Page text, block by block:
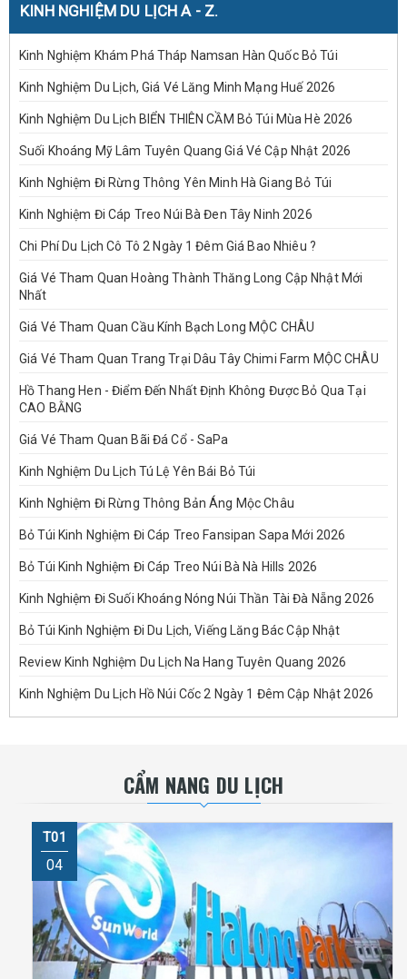
KINH NGHIỆM DU LỊCH A - Z.
Kinh Nghiệm Khám Phá Tháp Namsan Hàn Quốc Bỏ Túi
Kinh Nghiệm Du Lịch, Giá Vé Lăng Minh Mạng Huế 2026
Kinh Nghiệm Du Lịch BIỂN THIÊN CẦM Bỏ Túi Mùa Hè 2026
Suối Khoáng Mỹ Lâm Tuyên Quang Giá Vé Cập Nhật 2026
Kinh Nghiệm Đi Rừng Thông Yên Minh Hà Giang Bỏ Túi
Kinh Nghiệm Đi Cáp Treo Núi Bà Đen Tây Ninh 2026
Chi Phí Du Lịch Cô Tô 2 Ngày 1 Đêm Giá Bao Nhiêu ?
Giá Vé Tham Quan Hoàng Thành Thăng Long Cập Nhật Mới
Nhất
Giá Vé Tham Quan Cầu Kính Bạch Long MỘC CHÂU
Giá Vé Tham Quan Trang Trại Dâu Tây Chimi Farm MỘC CHÂU
Hồ Thang Hen - Điểm Đến Nhất Định Không Được Bỏ Qua Tại
CAO BẰNG
Giá Vé Tham Quan Bãi Đá Cổ - SaPa
Kinh Nghiệm Du Lịch Tú Lệ Yên Bái Bỏ Túi
Kinh Nghiệm Đi Rừng Thông Bản Áng Mộc Châu
Bỏ Túi Kinh Nghiệm Đi Cáp Treo Fansipan Sapa Mới 2026
Bỏ Túi Kinh Nghiệm Đi Cáp Treo Núi Bà Nà Hills 2026
Kinh Nghiệm Đi Suối Khoáng Nóng Núi Thần Tài Đà Nẵng 2026
Bỏ Túi Kinh Nghiệm Đi Du Lịch, Viếng Lăng Bác Cập Nhật
Review Kinh Nghiệm Du Lịch Na Hang Tuyên Quang 2026
Kinh Nghiệm Du Lịch Hồ Núi Cốc 2 Ngày 1 Đêm Cập Nhật 2026
CẨM NANG DU LỊCH
T01
04